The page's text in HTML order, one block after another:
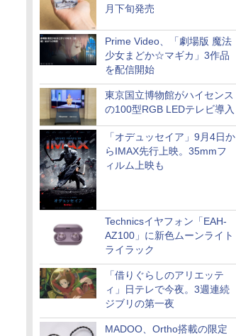
月下旬発売
Prime Video、「劇場版 魔法
少女まどか☆マギカ」3作品
を配信開始
東京国立博物館がハイセンス
の100型RGB LEDテレビ導入
「オデュッセイア」9月4日か
らIMAX先行上映。35mmフ
ィルム上映も
Technicsイヤフォン「EAH-
AZ100」に新色ムーンライト
ライラック
「借りぐらしのアリエッテ
ィ」日テレで今夜。3週連続
ジブリの第一夜
MADOO、Ortho搭載の限定